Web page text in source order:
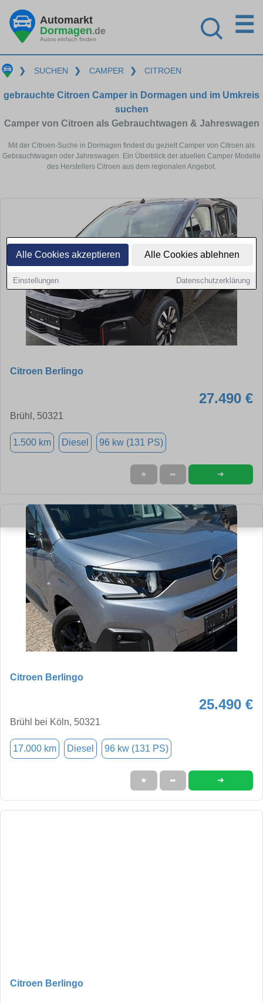
Alle Cookies akzeptieren Alle Cookies ablehnen
Einstellungen Datenschutzerklärung
Automarkt
Dormagen.de
Autos einfach finden
☰
❯ SUCHEN ❯ CAMPER ❯ CITROEN
gebrauchte Citroen Camper in Dormagen und im Umkreis
suchen
Camper von Citroen als Gebrauchtwagen & Jahreswagen
Mit der Citroen-Suche in Dormagen findest du gezielt Camper von Citroen als
Gebrauchtwagen oder Jahreswagen. Ein Überblick der atuellen Camper Modelle
des Herstellers Citroen aus dem regionalen Angebot.
Citroen Berlingo
27.490 €
Brühl, 50321
1.500 km Diesel 96 kw (131 PS)
★ ➦ ➜
Citroen Berlingo
25.490 €
Brühl bei Köln, 50321
17.000 km Diesel 96 kw (131 PS)
★ ➦ ➜
Citroen Berlingo